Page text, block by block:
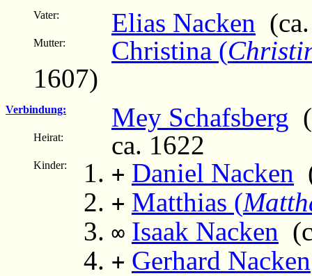
Vater: Elias Nacken
Mutter: Christina (
1607)
Verbindung: Mey Schafsberg
Heirat: ca. 1622
Kinder: + Daniel Nacken
+ Matthias (
∞ Isaak Nacken
+ Gerhard Nacken